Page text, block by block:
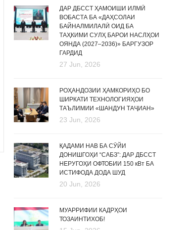
ДАР ДБССТ ҲАМОИШИ ИЛМӢ
ВОБАСТА БА «ДАҲСОЛАИ
БАЙНАЛМИЛАЛӢ ОИД БА
ТАҲКИМИ СУЛҲ БАРОИ НАСЛҲОИ
ОЯНДА (2027–2036)» БАРГУЗОР
ГАРДИД
27 Jun, 2026
РОҲАНДОЗИИ ҲАМКОРИҲО БО
ШИРКАТИ ТЕХНОЛОГИЯҲОИ
ТАЪЛИМИИ «ШАНДУН ТАҶИАН»
23 Jun, 2026
ҚАДАМИ НАВ БА СӮЙИ
ДОНИШГОҲИ “САБЗ”: ДАР ДБССТ
НЕРУГОҲИ ОФТОБИИ 150 кВт БА
ИСТИФОДА ДОДА ШУД
20 Jun, 2026
МУАРРИФИИ КАДРҲОИ
ТОЗАИНТИХОБ!